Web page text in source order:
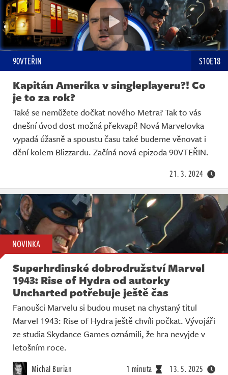
90VTEŘIN S10E18
Kapitán Amerika v singleplayeru?! Co
je to za rok?
Také se nemůžete dočkat nového Metra? Tak to vás
dnešní úvod dost možná překvapí! Nová Marvelovka
vypadá úžasně a spoustu času také budeme věnovat i
dění kolem Blizzardu. Začíná nová epizoda 90VTEŘIN.
21. 3. 2024
NOVINKA
Superhrdinské dobrodružství Marvel
1943: Rise of Hydra od autorky
Uncharted potřebuje ještě čas
Fanoušci Marvelu si budou muset na chystaný titul
Marvel 1943: Rise of Hydra ještě chvíli počkat. Vývojáři
ze studia Skydance Games oznámili, že hra nevyjde v
letošním roce.
Michal Burian 1 minuta 13. 5. 2025